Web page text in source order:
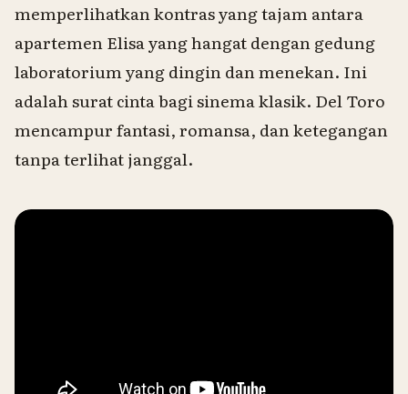
memperlihatkan kontras yang tajam antara
apartemen Elisa yang hangat dengan gedung
laboratorium yang dingin dan menekan. Ini
adalah surat cinta bagi sinema klasik. Del Toro
mencampur fantasi, romansa, dan ketegangan
tanpa terlihat janggal.